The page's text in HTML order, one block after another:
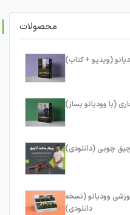
محصولات
(ویدیو + کتاب)
(با وودیانو بساز)
چوبی (دانلودی)
وودیانو (نسخه
دانلودی)